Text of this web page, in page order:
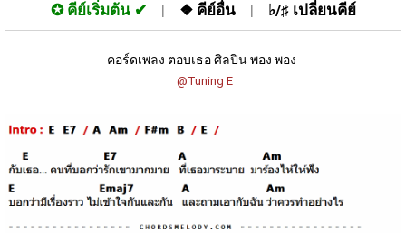
✪ คีย์เริ่มต้น ❖ คีย์อื่น ♭/♯ เปลี่ยนคีย์
คอร์ดเพลง ตอบเธอ ศิลปิน พอง พอง
@Tuning E